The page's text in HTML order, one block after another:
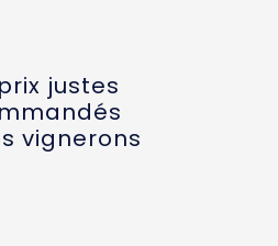
justes
vignerons